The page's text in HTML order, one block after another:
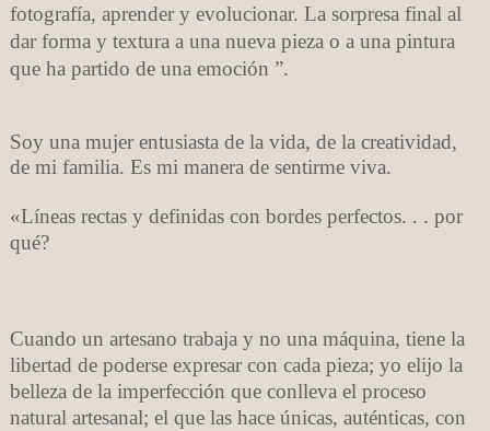
fotografía, aprender y evolucionar. La sorpresa final al
dar forma y textura a una nueva pieza o a una pintura
que ha partido de una emoción ”.
Soy una mujer entusiasta de la vida, de la creatividad,
de mi familia. Es mi manera de sentirme viva.
«Líneas rectas y definidas con bordes perfectos. . . por
qué?
Cuando un artesano trabaja y no una máquina, tiene la
libertad de poderse expresar con cada pieza; yo elijo la
belleza de la imperfección que conlleva el proceso
natural artesanal; el que las hace únicas, auténticas, con